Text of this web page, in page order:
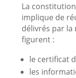
La
implique de
délivrés par la
figurent :
le certificat
les